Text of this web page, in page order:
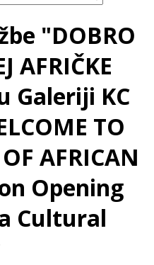
"DOBRO
AFRIČKE
Galeriji KC
TO
AFRICAN
Opening
Cultural